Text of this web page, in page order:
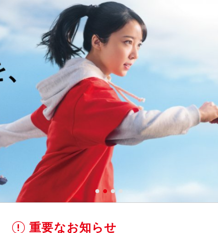
重要なお知らせ